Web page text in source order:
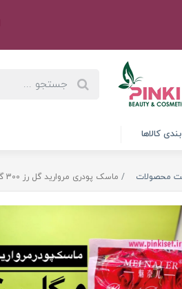
کالاها
محصولات ماسک پودری مروارید گل رز 300 گرمی مینایر - MEI NAI ER